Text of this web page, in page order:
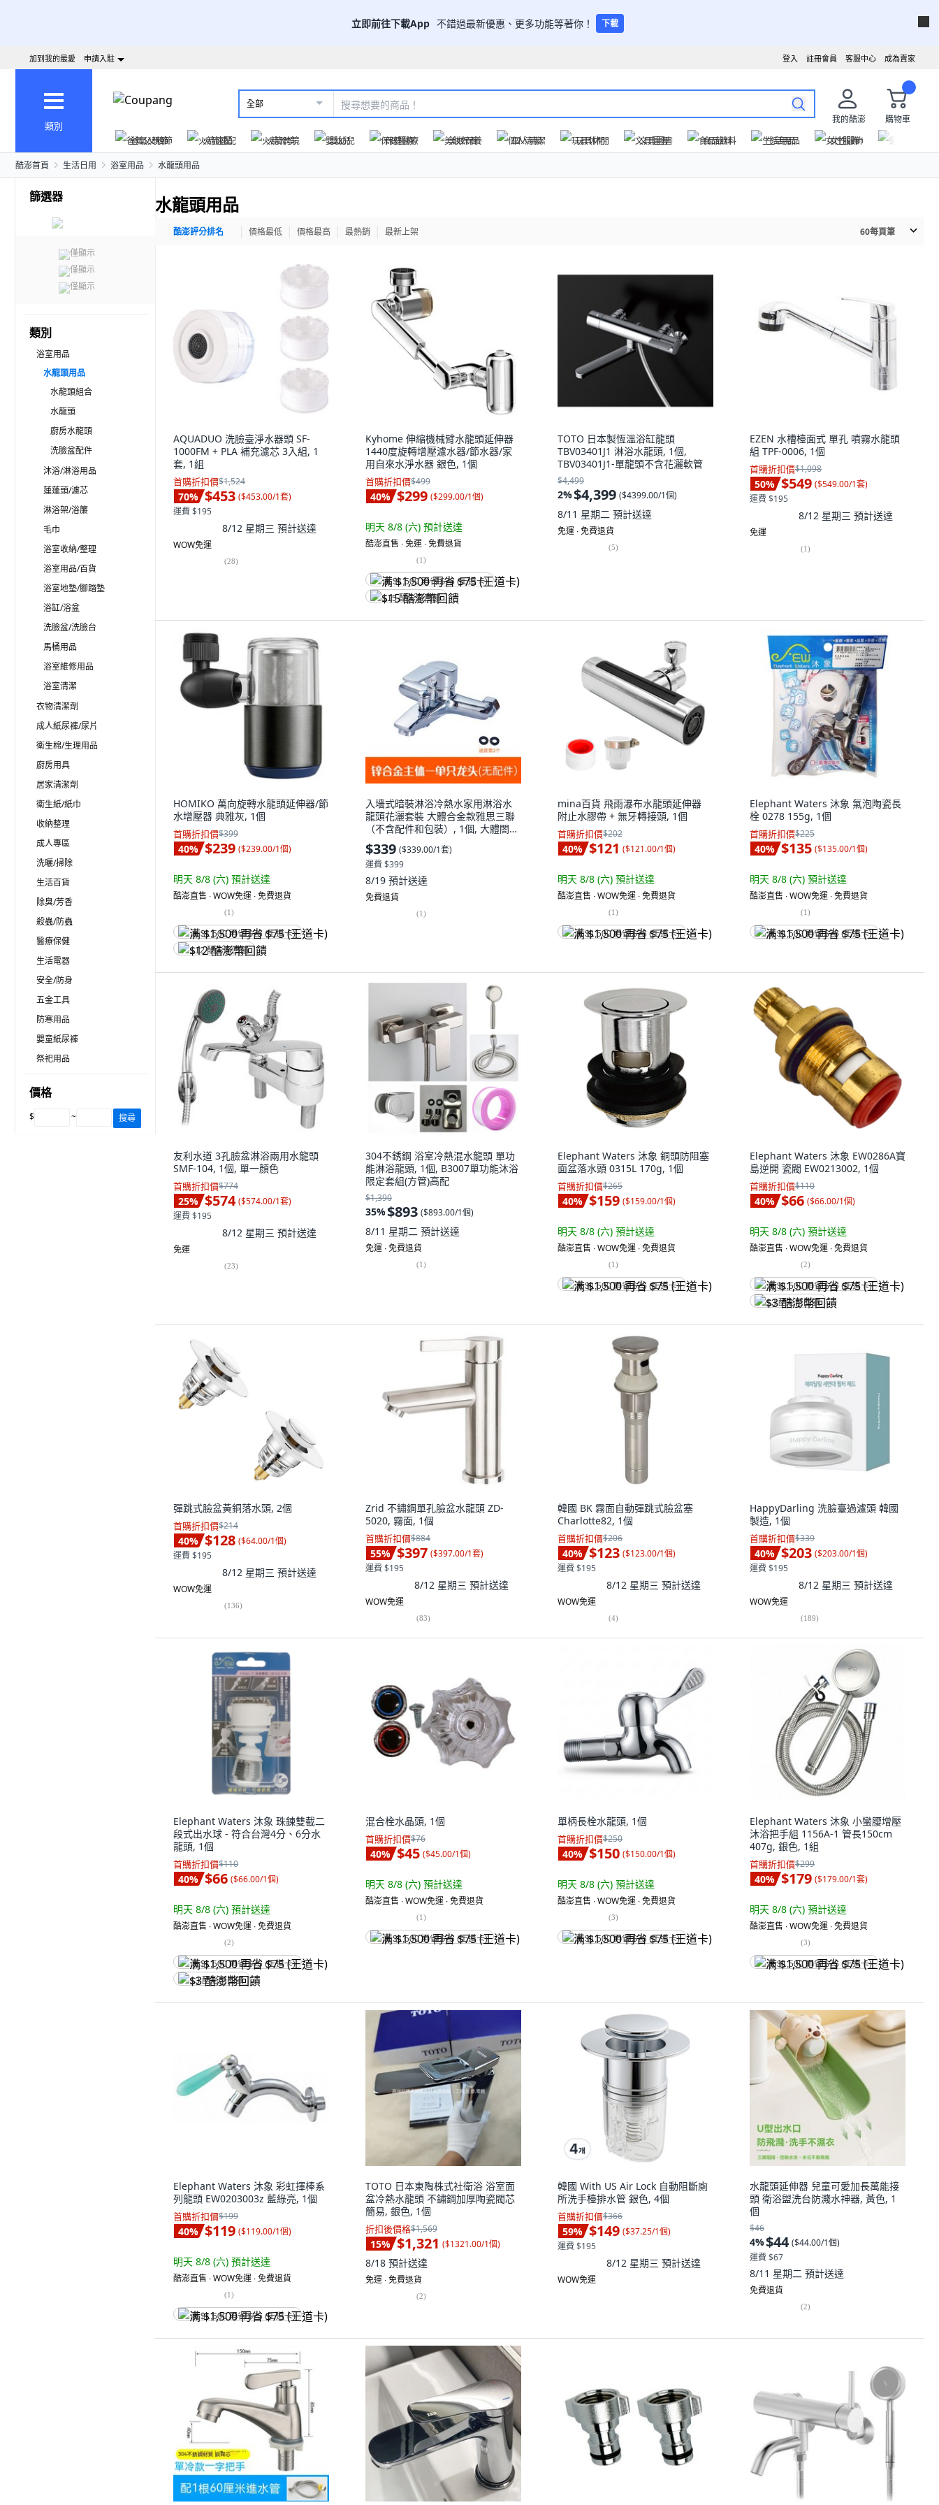
立即前往下載App 不錯過最新優惠、更多功能等著你！ 下載
成為賣家
客服中心
註冊會員
登入
加到我的最愛 申請入駐
類別
全部
我的酷澎
購物車
爸氣父親節
火箭速配 火箭跨境 嬰幼兒 保健醫療 美妝保養 個人清潔 玩具休閒 文具圖書 食品飲料 生活用品 女性服飾
酷澎首頁 生活日用 浴室用品 水龍頭用品
篩選器
僅顯示
僅顯示
僅顯示
類別
浴室用品
水龍頭用品
水龍頭組合
水龍頭
廚房水龍頭
洗臉盆配件
沐浴/淋浴用品
蓮蓬頭/濾芯
淋浴架/浴簾
毛巾
浴室收納/整理
浴室用品/百貨
浴室地墊/腳踏墊
浴缸/浴盆
洗臉盆/洗臉台
馬桶用品
浴室維修用品
浴室清潔
衣物清潔劑
成人紙尿褲/尿片
衛生棉/生理用品
廚房用具
居家清潔劑
衛生紙/紙巾
收納整理
成人專區
洗曬/掃除
生活百貨
除臭/芳香
殺蟲/防蟲
醫療保健
生活電器
安全/防身
五金工具
防寒用品
嬰童紙尿褲
祭祀用品
價格
$ ~ 搜尋
水龍頭用品
酷澎評分排名 價格最低 價格最高 最熱銷 最新上架 60每頁筆
AQUADUO 洗臉臺淨水器頭 SF-
1000FM + PLA 補充濾芯 3入組, 1
套, 1組
首購折扣價$1,524
70% $453 ($453.00/1套)
運費 $195
8/12 星期三 預計送達
WOW免運
(28)
Kyhome 伸縮機械臂水龍頭延伸器
1440度旋轉增壓濾水器/節水器/家
用自來水淨水器 銀色, 1個
首購折扣價$499
40% $299 ($299.00/1個)
明天 8/8 (六) 預計送達
酷澎直售 ∙ 免運 ∙ 免費退貨
(1)
满 $1,500 再省 $75 (王道卡)
$15 酷澎幣回饋
TOTO 日本製恆溫浴缸龍頭
TBV03401J1 淋浴水龍頭, 1個,
TBV03401J1-單龍頭不含花灑軟管
$4,499
2%$4,399 ($4399.00/1個)
8/11 星期二 預計送達
免運 ∙ 免費退貨
(5)
EZEN 水槽檯面式 單孔 噴霧水龍頭
組 TPF-0006, 1個
首購折扣價$1,098
50% $549 ($549.00/1套)
運費 $195
8/12 星期三 預計送達
免運
(1)
HOMIKO 萬向旋轉水龍頭延伸器/節
水增壓器 典雅灰, 1個
首購折扣價$399
40% $239 ($239.00/1個)
明天 8/8 (六) 預計送達
酷澎直售 ∙ WOW免運 ∙ 免費退貨
(1)
满 $1,500 再省 $75 (王道卡)
$12 酷澎幣回饋
入墻式暗裝淋浴冷熱水家用淋浴水
龍頭花灑套裝 大體合金款雅思三聯
（不含配件和包裝）, 1個, 大體閤金
款雅思三聯（不含配件和包裝）
$339 ($339.00/1套)
運費 $399
8/19 預計送達
免費退貨
(1)
mina百貨 飛雨瀑布水龍頭延伸器
附止水膠帶 + 無牙轉接頭, 1個
首購折扣價$202
40% $121 ($121.00/1個)
明天 8/8 (六) 預計送達
酷澎直售 ∙ WOW免運 ∙ 免費退貨
(1)
满 $1,500 再省 $75 (王道卡)
Elephant Waters 沐象 氣泡陶瓷長
栓 0278 155g, 1個
首購折扣價$225
40% $135 ($135.00/1個)
明天 8/8 (六) 預計送達
酷澎直售 ∙ WOW免運 ∙ 免費退貨
(1)
满 $1,500 再省 $75 (王道卡)
友利水道 3孔臉盆淋浴兩用水龍頭
SMF-104, 1個, 單一顏色
首購折扣價$774
25% $574 ($574.00/1套)
運費 $195
8/12 星期三 預計送達
免運
(23)
304不銹鋼 浴室冷熱混水龍頭 單功
能淋浴龍頭, 1個, B3007單功能沐浴
限定套組(方管)高配
$1,390
35%$893 ($893.00/1個)
8/11 星期二 預計送達
免運 ∙ 免費退貨
(1)
Elephant Waters 沐象 銅頭防阻塞
面盆落水頭 0315L 170g, 1個
首購折扣價$265
40% $159 ($159.00/1個)
明天 8/8 (六) 預計送達
酷澎直售 ∙ WOW免運 ∙ 免費退貨
(1)
满 $1,500 再省 $75 (王道卡)
Elephant Waters 沐象 EW0286A寶
島逆開 瓷閥 EW0213002, 1個
首購折扣價$110
40% $66 ($66.00/1個)
明天 8/8 (六) 預計送達
酷澎直售 ∙ WOW免運 ∙ 免費退貨
(2)
满 $1,500 再省 $75 (王道卡)
$3 酷澎幣回饋
彈跳式臉盆黃銅落水頭, 2個
首購折扣價$214
40% $128 ($64.00/1個)
運費 $195
8/12 星期三 預計送達
WOW免運
(136)
Zrid 不鏽鋼單孔臉盆水龍頭 ZD-
5020, 霧面, 1個
首購折扣價$884
55% $397 ($397.00/1套)
運費 $195
8/12 星期三 預計送達
WOW免運
(83)
韓國 BK 霧面自動彈跳式臉盆塞
Charlotte82, 1個
首購折扣價$206
40% $123 ($123.00/1個)
運費 $195
8/12 星期三 預計送達
WOW免運
(4)
HappyDarling 洗臉臺過濾頭 韓國
製造, 1個
首購折扣價$339
40% $203 ($203.00/1個)
運費 $195
8/12 星期三 預計送達
WOW免運
(189)
Elephant Waters 沐象 珠鍊雙截二
段式出水球 - 符合台灣4分、6分水
龍頭, 1個
首購折扣價$110
40% $66 ($66.00/1個)
明天 8/8 (六) 預計送達
酷澎直售 ∙ WOW免運 ∙ 免費退貨
(2)
满 $1,500 再省 $75 (王道卡)
$3 酷澎幣回饋
混合栓水晶頭, 1個
首購折扣價$76
40% $45 ($45.00/1個)
明天 8/8 (六) 預計送達
酷澎直售 ∙ WOW免運 ∙ 免費退貨
(1)
满 $1,500 再省 $75 (王道卡)
單柄長栓水龍頭, 1個
首購折扣價$250
40% $150 ($150.00/1個)
明天 8/8 (六) 預計送達
酷澎直售 ∙ WOW免運 ∙ 免費退貨
(3)
满 $1,500 再省 $75 (王道卡)
Elephant Waters 沐象 小蠻腰增壓
沐浴把手組 1156A-1 管長150cm
407g, 銀色, 1組
首購折扣價$299
40% $179 ($179.00/1套)
明天 8/8 (六) 預計送達
酷澎直售 ∙ WOW免運 ∙ 免費退貨
(3)
满 $1,500 再省 $75 (王道卡)
Elephant Waters 沐象 彩虹揮棒系
列龍頭 EW0203003z 藍綠亮, 1個
首購折扣價$199
40% $119 ($119.00/1個)
明天 8/8 (六) 預計送達
酷澎直售 ∙ WOW免運 ∙ 免費退貨
(1)
满 $1,500 再省 $75 (王道卡)
TOTO 日本東陶株式社衛浴 浴室面
盆冷熱水龍頭 不鏽鋼加厚陶瓷閥芯
簡易, 銀色, 1個
折扣後價格$1,569
15% $1,321 ($1321.00/1個)
8/18 預計送達
免運 ∙ 免費退貨
(2)
韓國 With US Air Lock 自動阻斷廁
所洗手檯排水管 銀色, 4個
首購折扣價$366
59% $149 ($37.25/1個)
運費 $195
8/12 星期三 預計送達
WOW免運
水龍頭延伸器 兒童可愛加長萬能接
頭 衛浴盥洗台防濺水神器, 黃色, 1
個
$46
4%$44 ($44.00/1個)
運費 $67
8/11 星期二 預計送達
免費退貨
(2)